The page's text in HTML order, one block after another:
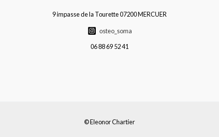
9 impasse de la Tourette 07200 MERCUER
osteo_soma
06 88 69 52 41
© Eleonor Chartier